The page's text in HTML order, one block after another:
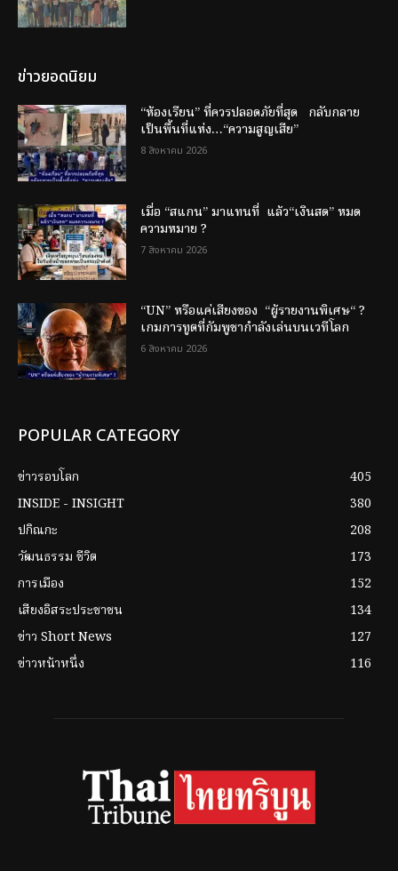
ข่าวยอดนิยม
“ห้องเรียน” ที่ควรปลอดภัยที่สุด กลับกลาย
เป็นพื้นที่แห่ง…“ความสูญเสีย”
8 สิงหาคม 2026
เมื่อ “สแกน” มาแทนที่ แล้ว“เงินสด” หมด
ความหมาย ?
7 สิงหาคม 2026
“UN” หรือแค่เสียงของ “ผู้รายงานพิเศษ“ ?
เกมการทูตที่กัมพูชากำลังเล่นบนเวทีโลก
6 สิงหาคม 2026
POPULAR CATEGORY
ข่าวรอบโลก
405
INSIDE - INSIGHT
380
ปกิณกะ
208
วัฒนธรรม ชีวิต
173
การเมือง
152
เสียงอิสระประชาชน
134
ข่าว Short News
127
ข่าวหน้าหนึ่ง
116